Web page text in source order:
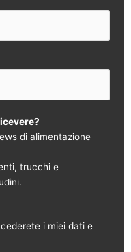
di alimentazione
trucchi e
i miei dati e